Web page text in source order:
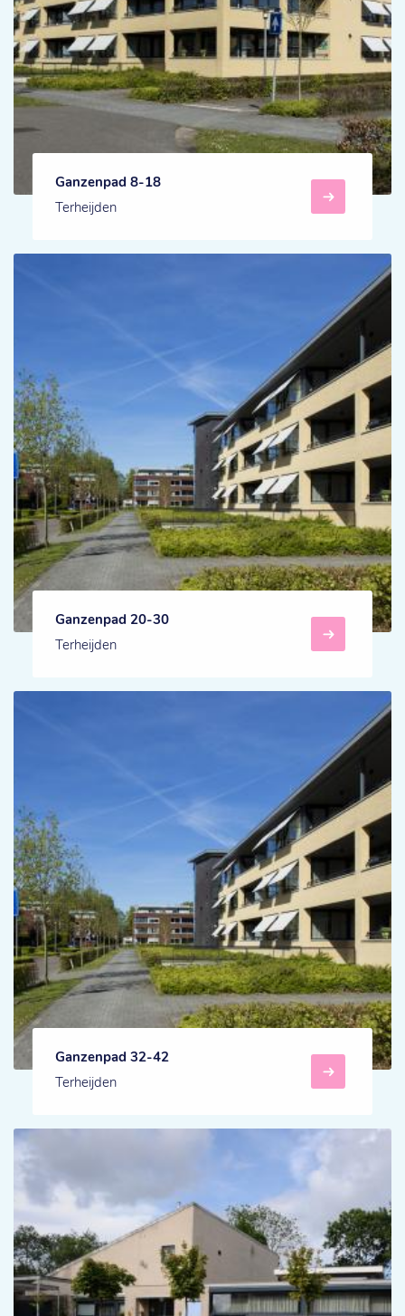
Ganzenpad 8-18
Terheijden
Ganzenpad 20-30
Terheijden
Ganzenpad 32-42
Terheijden